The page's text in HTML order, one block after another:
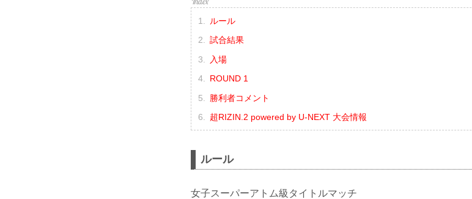
ルール
試合結果
入場
ROUND 1
勝利者コメント
超RIZIN.2 powered by U-NEXT 大会情報
ルール
女子スーパーアトム級タイトルマッチ